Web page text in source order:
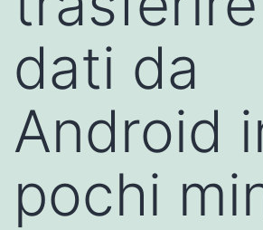
dati da
Android
pochi